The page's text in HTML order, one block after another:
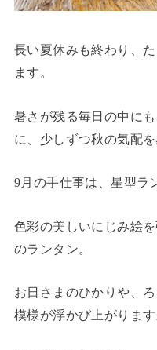
長い夏休みも終わり、
ます。
暑さが残る毎日の中に
に、少しずつ秋の気配
9月の手仕事は、星型ラ
色彩の美しいにじみ絵
のランタン。
お日さまのひかりや、
模様が浮かび上がります